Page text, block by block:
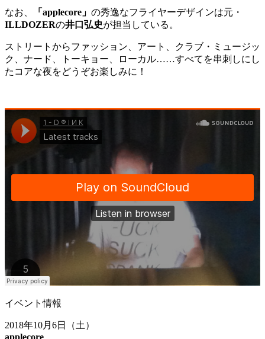
なお、 「applecore」 の秀逸なフライヤーデザインは元・
ILLDOZERの井口弘史が担当している。
ストリートからファッション、アート、クラブ・ミュージッ
ク、ナード、トーキョー、ローカル……すべてを串刺しにし
たコアな夜をどうぞお楽しみに！
イベント情報
2018年10月6日（土）